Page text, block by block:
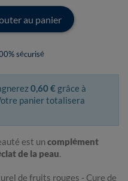
au panier
sécurisé
0,60 € grâce à
panier totalisera
est uncomplément
de la peau.
de fruits rouges - Cure de